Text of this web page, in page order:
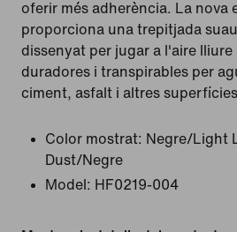
oferir més adherència. La nova
proporciona una trepitjada
dissenyat per jugar a l'aire
duradores i transpirables per
ciment, asfalt i altres
Color mostrat: Negre/Light
Dust/Negre
Model: HF0219-004